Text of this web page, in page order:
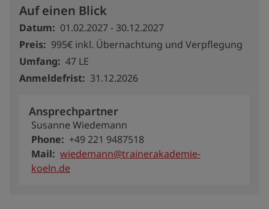
Auf einen Blick
Datum 01.02.2027- 30.12.2027
Preis
995€ inkl. Übernachtung und Verpflegung
Umfang
47 LE
Anmeldefrist
31.12.2026
Ansprechpartner
Susanne Wiedemann
Phone
+49 221 9487518
Mail
wiedemann@trainerakademie-
koeln.de